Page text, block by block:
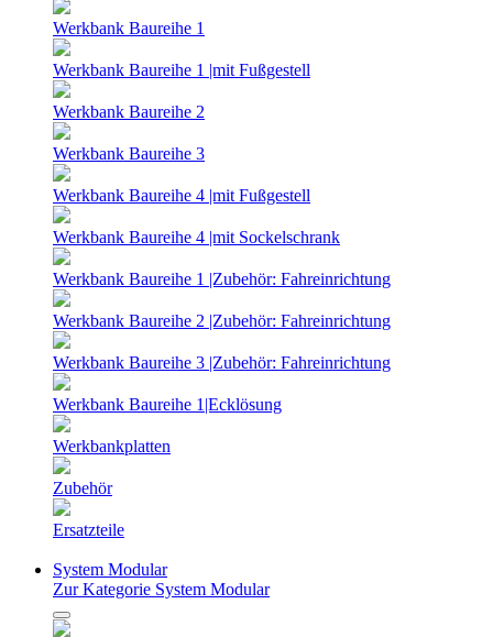
Werkbank Baureihe 1
Werkbank Baureihe 1 |mit Fußgestell
Werkbank Baureihe 2
Werkbank Baureihe 3
Werkbank Baureihe 4 |mit Fußgestell
Werkbank Baureihe 4 |mit Sockelschrank
Werkbank Baureihe 1 |Zubehör: Fahreinrichtung
Werkbank Baureihe 2 |Zubehör: Fahreinrichtung
Werkbank Baureihe 3 |Zubehör: Fahreinrichtung
Werkbank Baureihe 1|Ecklösung
Werkbankplatten
Zubehör
Ersatzteile
System Modular
Zur Kategorie System Modular